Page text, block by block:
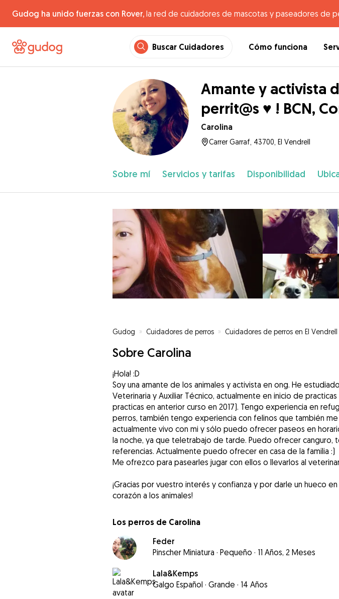
Gudog ha unido fuerzas con Rover, la red de cuidadores de mascotas y paseadores de
Buscar Cuidadores Cómo funciona
Amante y activista
perrit@s ♥ ! BCN,
Carolina
Carrer Garraf, 43700, El Vendrell
Sobre mí Servicios y tarifas Disponibilidad
Gudog » Cuidadores de perros » Cuidadores de perros en El Vendrell
Sobre Carolina
¡Hola! :D
Soy una amante de los animales y activista en ong. He
Veterinaria y Auxiliar Técnico, actualmente en inicio de practicas
practicas en anterior curso en 2017). Tengo experiencia en
perros, también tengo experiencia con felinos que también
actualmente vivo con mi y sólo puedo ofrecer paseos en
la noche, ya que teletrabajo de tarde. Puedo ofrecer canguro,
referencias. Actualmente puedo ofrecer en casa de la familia :)
Me ofrezco para pasearles jugar con ellos o llevarlos al
¡Gracias por vuestro interés y confianza y por darle un hueco
Los perros de Carolina
Feder
Pinscher Miniatura · Pequeño · 11 Años, 2 Meses
Lala&Kemps
Galgo Español · Grande · 14 Años